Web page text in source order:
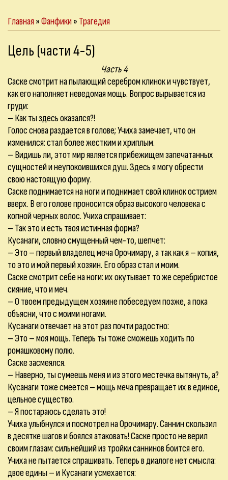
Главная»Фанфики» Трагедия
Цель (части 4-5)
Часть 4
Саске смотрит на пылающий серебром клинок и чувствует,
как его наполняет неведомая мощь. Вопрос вырывается из
груди:
– Как ты здесь оказался?!
Голос снова раздается в голове; Учиха замечает, что он
изменился: стал более жестким и хриплым.
– Видишь ли, этот мир является прибежищем запечатанных
сущностей и неупокоившихся душ. Здесь я могу обрести
свою настоящую форму.
Саске поднимается на ноги и поднимает свой клинок острием
вверх. В его голове проносится образ высокого человека с
копной черных волос. Учиха спрашивает:
– Так это и есть твоя истинная форма?
Кусанаги, словно смущенный чем-то, шепчет:
– Это – первый владелец меча Орочимару, а так как я – копия,
то это и мой первый хозяин. Его образ стал и моим.
Саске смотрит себе на ноги: их окутывает то же серебристое
сияние, что и меч.
– О твоем предыдущем хозяине побеседуем позже, а пока
объясни, что с моими ногами.
Кусанаги отвечает на этот раз почти радостно:
– Это – моя мощь. Теперь ты тоже сможешь ходить по
ромашковому полю.
Саске засмеялся.
– Наверно, ты сумеешь меня и из этого местечка вытянуть, а?
Кусанаги тоже смеется – мощь меча превращает их в единое,
цельное существо.
– Я постараюсь сделать это!
Учиха улыбнулся и посмотрел на Орочимару. Саннин скользил
в десятке шагов и боялся атаковать! Саске просто не верил
своим глазам: сильнейший из тройки саннинов боится его.
Учиха не пытается спрашивать. Теперь в диалоге нет смысла:
двое едины – и Кусанаги усмехается: